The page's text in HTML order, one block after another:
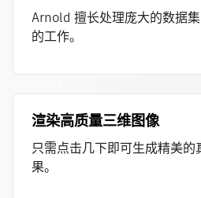
Arnold 擅长处理庞大的数据
的工作。
渲染高质量三维图像
只需点击几下即可生成精美
果。